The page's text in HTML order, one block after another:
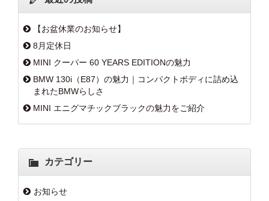
【お盆休業のお知らせ】
8月定休日
MINI クーパー 60 YEARS EDITIONの魅力
BMW 130i（E87）の魅力｜コンパクトボディに詰め込
まれたBMWらしさ
MINI エニグマチックブラックの魅力をご紹介
カテゴリー
お知らせ